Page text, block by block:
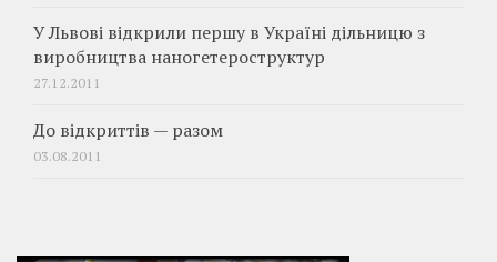
У Львові відкрили першу в Україні дільницю з
виробництва наногетероструктур
27.12.2011
До відкриттів — разом
03.08.2011